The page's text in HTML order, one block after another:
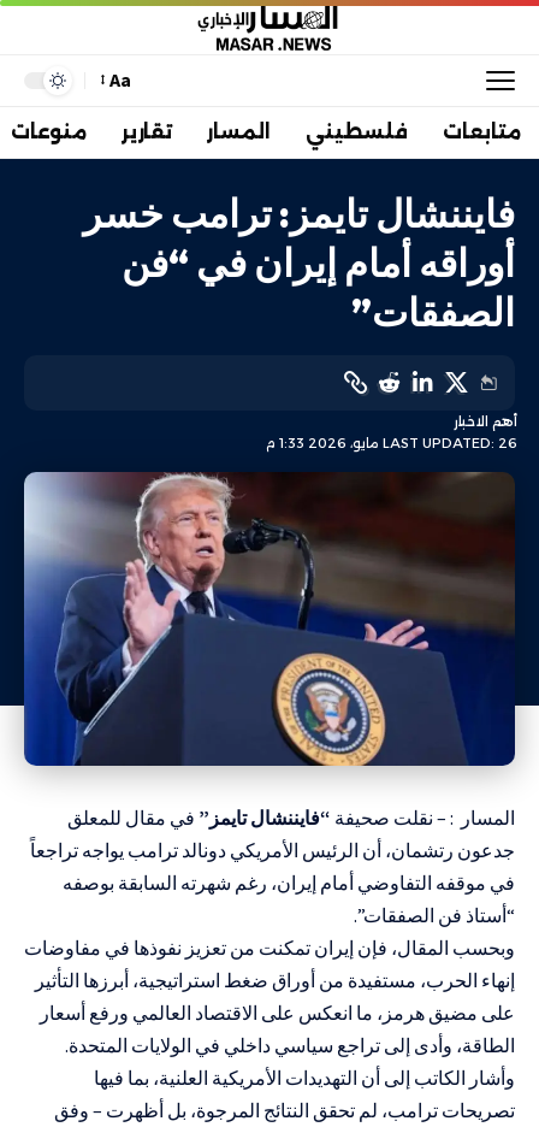
Aa
متابعات فلسطيني المسار تقارير منوعات
فايننشال تايمز: ترامب خسر
أوراقه أمام إيران في “فن
الصفقات”
LAST UPDATED: 26 مايو، 2026 1:33 م
أهم الاخبار
المسار : – نقلت صحيفة “فايننشال تايمز” في مقال للمعلق
جدعون رتشمان، أن الرئيس الأمريكي دونالد ترامب يواجه تراجعاً
في موقفه التفاوضي أمام إيران، رغم شهرته السابقة بوصفه
“أستاذ فن الصفقات”.
وبحسب المقال، فإن إيران تمكنت من تعزيز نفوذها في مفاوضات
إنهاء الحرب، مستفيدة من أوراق ضغط استراتيجية، أبرزها التأثير
على مضيق هرمز، ما انعكس على الاقتصاد العالمي ورفع أسعار
الطاقة، وأدى إلى تراجع سياسي داخلي في الولايات المتحدة.
وأشار الكاتب إلى أن التهديدات الأمريكية العلنية، بما فيها
تصريحات ترامب، لم تحقق النتائج المرجوة، بل أظهرت – وفق